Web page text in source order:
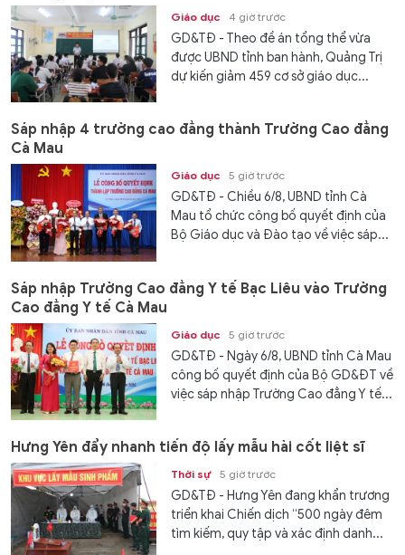
Giáo dục 4 giờ trước
GD&TĐ - Theo đề án tổng thể vừa
được UBND tỉnh ban hành, Quảng Trị
dự kiến giảm 459 cơ sở giáo dục...
Sáp nhập 4 trường cao đẳng thành Trường Cao đẳng
Cà Mau
Giáo dục 5 giờ trước
GD&TĐ - Chiều 6/8, UBND tỉnh Cà
Mau tổ chức công bố quyết định của
Bộ Giáo dục và Đào tạo về việc sáp...
Sáp nhập Trường Cao đẳng Y tế Bạc Liêu vào Trường
Cao đẳng Y tế Cà Mau
Giáo dục 5 giờ trước
GD&TĐ - Ngày 6/8, UBND tỉnh Cà Mau
công bố quyết định của Bộ GD&ĐT về
việc sáp nhập Trường Cao đẳng Y tế...
Hưng Yên đẩy nhanh tiến độ lấy mẫu hài cốt liệt sĩ
Thời sự 5 giờ trước
GD&TĐ - Hưng Yên đang khẩn trương
triển khai Chiến dịch “500 ngày đêm
tìm kiếm, quy tập và xác định danh...